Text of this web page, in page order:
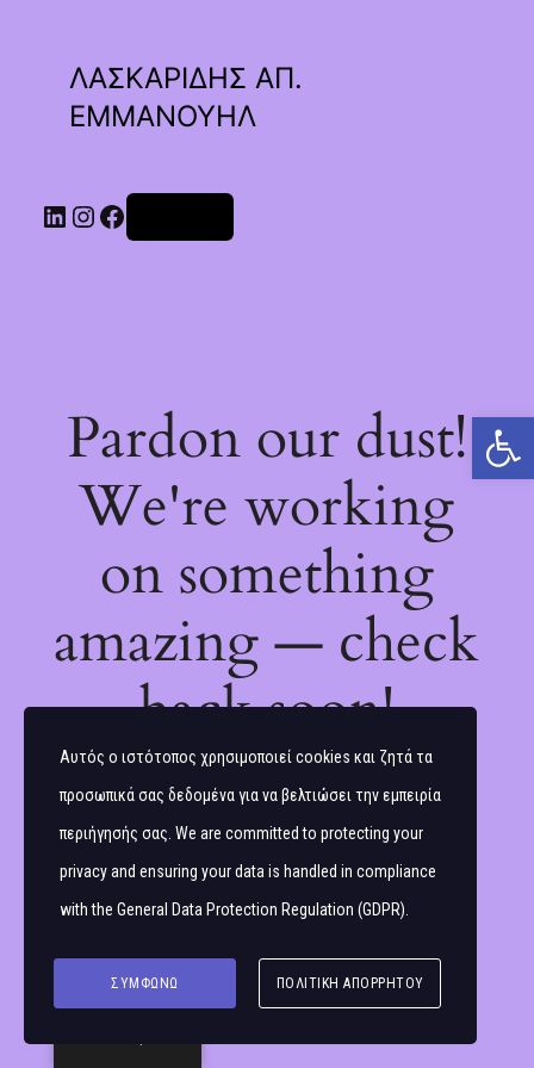
Ανοίξτε τη γραμμή εργαλείων
ΛΑΣΚΑΡΙΔΗΣ ΑΠ.
ΕΜΜΑΝΟΥΗΛ
Linkedin
Instagram
Facebook
Pardon our dust!
We're working
on something
amazing — check
back soon!
Αυτός ο ιστότοπος χρησιμοποιεί cookies και ζητά τα
προσωπικά σας δεδομένα για να βελτιώσει την εμπειρία
περιήγησής σας. We are committed to protecting your
privacy and ensuring your data is handled in compliance
with the General Data Protection Regulation (GDPR)
ΣΥΜΦΩΝΏ ΠΟΛΙΤΙΚΉ ΑΠΟΡΡΉΤΟΥ